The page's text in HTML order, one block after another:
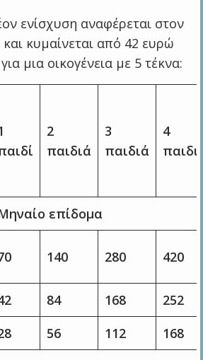
ενίσχυση αναφέρεται στον
κυμαίνεται από 42 ευρώ
μια οικογένεια με 5 τέκνα:
2
παιδιά
3
παιδιά
4
επίδομα
140 280 420
84 168
252
56 112
168